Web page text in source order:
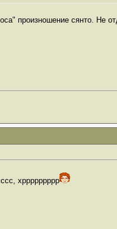
произношение сянто. Не
хррррррррр